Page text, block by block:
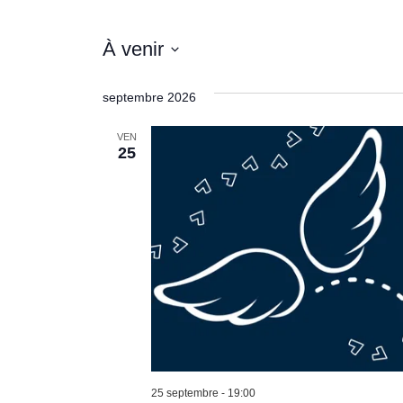
À venir
une
septembre 2026
VEN
25
25 septembre - 19:00